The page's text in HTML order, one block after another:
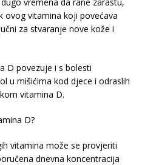
ovog vitamina koji povećava
za stvaranje nove kože i
D povezuje i s bolesti
u mišićima kod djece i odraslih
vitamina D.
D?
vitamina može se provjeriti
dnevna koncentracija